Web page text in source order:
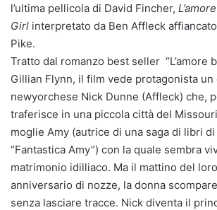
l’ultima pellicola di David Fincher,
Girl interpretato da Ben Affleck
Pike.
Tratto dal romanzo best seller “L’amore
Gillian Flynn, il film vede protagonista
newyorchese Nick Dunne (Affleck) che,
traferisce in una piccola città del
moglie Amy (autrice di una saga di libri
“Fantastica Amy”) con la quale sembra
matrimonio idilliaco. Ma il mattino del
anniversario di nozze, la donna
senza lasciare tracce. Nick diventa il